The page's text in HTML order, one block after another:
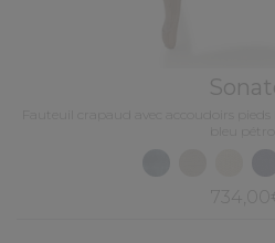
Fauteuil crapaud avec accoudoirs
bleu
734,00€